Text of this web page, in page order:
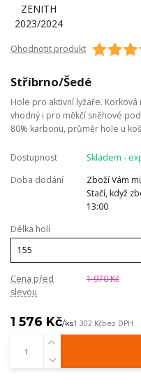
Ohodnotit produkt
Stříbrno/Šedé
Hole pro aktivní lyžaře.
vhodný i pro měkčí sněhové
80% karbonu, průměr hole u
Dostupnost
Skladem -
Doba dodání
Zboží Vám
Stačí, když
13:00
Délka holí
Cena před
slevou
1 970 Kč
1 576 Kč/ks1 302 Kčbez DPH